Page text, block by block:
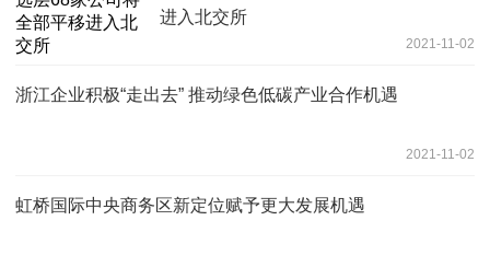
进入北交所
2021-11-02
浙江企业积极“走出去” 推动绿色低碳产业合作机遇
2021-11-02
虹桥国际中央商务区新定位赋予更大发展机遇